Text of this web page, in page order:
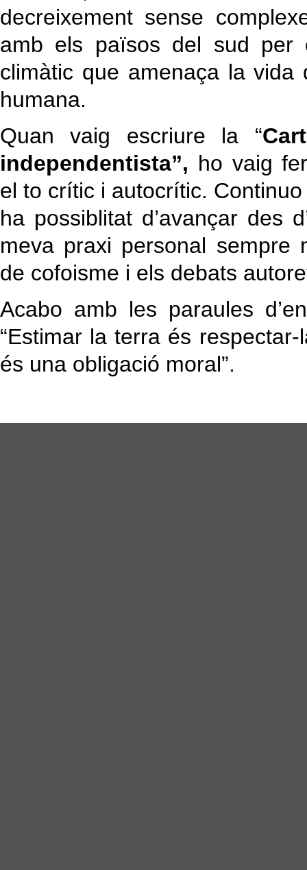
decreixement sense
amb els països del sud per
climàtic que amenaça la
humana.
Quan vaig escriure la “
independentista”, ho vaig
el to crític i autocrític.
ha possiblitat d’avançar des
meva praxi personal sempre
de cofoisme i els debats
Acabo amb les paraules
“Estimar la terra és
és una obligació moral”.